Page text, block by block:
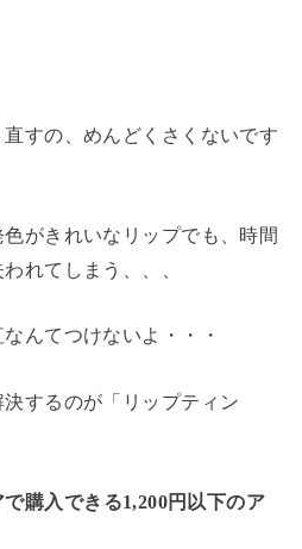
すの、めんどくさくないです
がきれいなリップでも、時間
れてしまう、、、
んてつけないよ・・・
するのが「リップティン
で購入できる1,200円以下のア